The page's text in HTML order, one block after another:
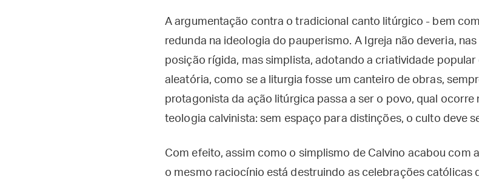
A argumentação contra o tradicional canto litúrgico - bem
redunda na ideologia do pauperismo. A Igreja não deveria,
posição rígida, mas simplista, adotando a criatividade
aleatória, como se a liturgia fosse um canteiro de obras,
protagonista da ação litúrgica passa a ser o povo, qual
teologia calvinista: sem espaço para distinções, o culto deve
Com efeito, assim como o simplismo de Calvino acabou com
o mesmo raciocínio está destruindo as celebrações católicas